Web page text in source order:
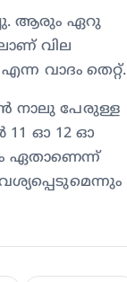
ആരും ഏറു
വില
വാദം തെറ്റ്.
നാലു പേരുള്ള
ഓ 12 ഓ
ഏതാണെന്ന്